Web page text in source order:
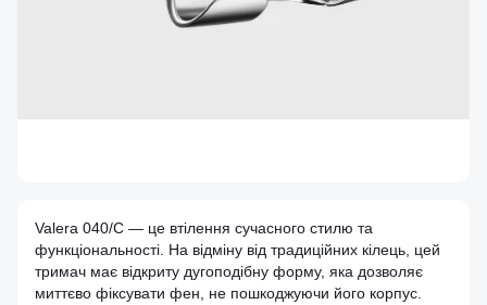
Valera 040/C — це втілення сучасного стилю та
функціональності. На відміну від традиційних кілець, цей
тримач має відкриту дугоподібну форму, яка дозволяє
миттєво фіксувати фен, не пошкоджуючи його корпус.